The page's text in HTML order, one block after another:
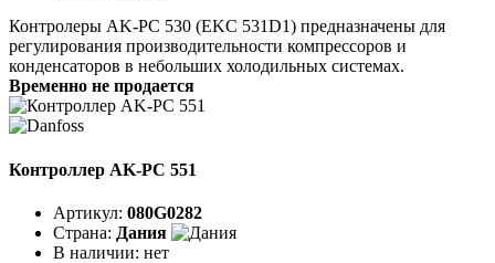
Контролеры AK-PC 530 (EKC 531D1) предназначены для
регулирования производительности компрессоров и
конденсаторов в небольших холодильных системах.
Временно не продается
Контроллер AK-PC 551
Артикул: 080G0282
Страна: Дания
В наличии: нет